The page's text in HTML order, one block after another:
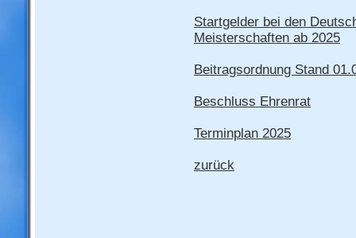
Startgelder bei den
Meisterschaften ab 2025
Beitragsordnung Stand
Beschluss Ehrenrat
Terminplan 2025
zurück